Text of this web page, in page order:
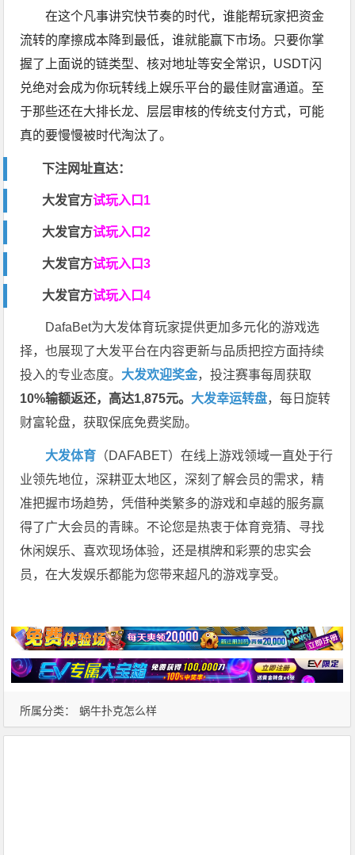
所属分类： 蜗牛扑克怎么样
在这个凡事讲究快节奏的时代，谁能帮玩家把资金
流转的摩擦成本降到最低，谁就能赢下市场。只要你掌
握了上面说的链类型、核对地址等安全常识，USDT闪
兑绝对会成为你玩转线上娱乐平台的最佳财富通道。至
于那些还在大排长龙、层层审核的传统支付方式，可能
真的要慢慢被时代淘汰了。
下注网址直达：
大发官方试玩入口1
大发官方试玩入口2
大发官方试玩入口3
大发官方试玩入口4
DafaBet为大发体育玩家提供更加多元化的游戏选
择，也展现了大发平台在内容更新与品质把控方面持续
投入的专业态度。 大发欢迎奖金，投注赛事每周获取
10%输额返还，高达1,875元。 大发幸运转盘，每日旋转
财富轮盘，获取保底免费奖励。
大发体育 （DAFABET）在线上游戏领域一直处于行
业领先地位，深耕亚太地区，深刻了解会员的需求，精
准把握市场趋势，凭借种类繁多的游戏和卓越的服务赢
得了广大会员的青睐。不论您是热衷于体育竞猜、寻找
休闲娱乐、喜欢现场体验，还是棋牌和彩票的忠实会
员，在大发娱乐都能为您带来超凡的游戏享受。